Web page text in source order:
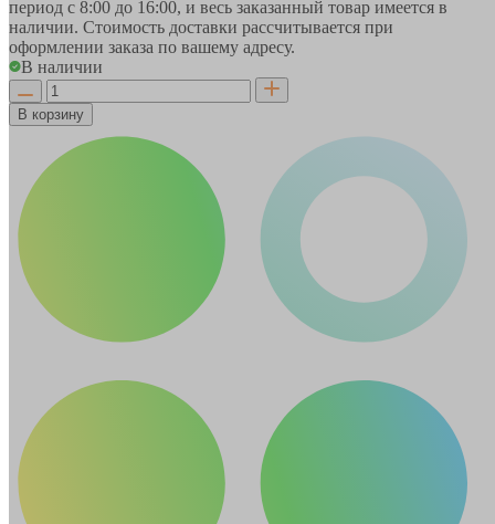
период с 8:00 до 16:00, и весь заказанный товар имеется в
наличии. Стоимость доставки рассчитывается при
оформлении заказа по вашему адресу.
В наличии
В корзину